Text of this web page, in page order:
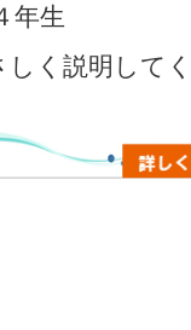
年生
しく説明して